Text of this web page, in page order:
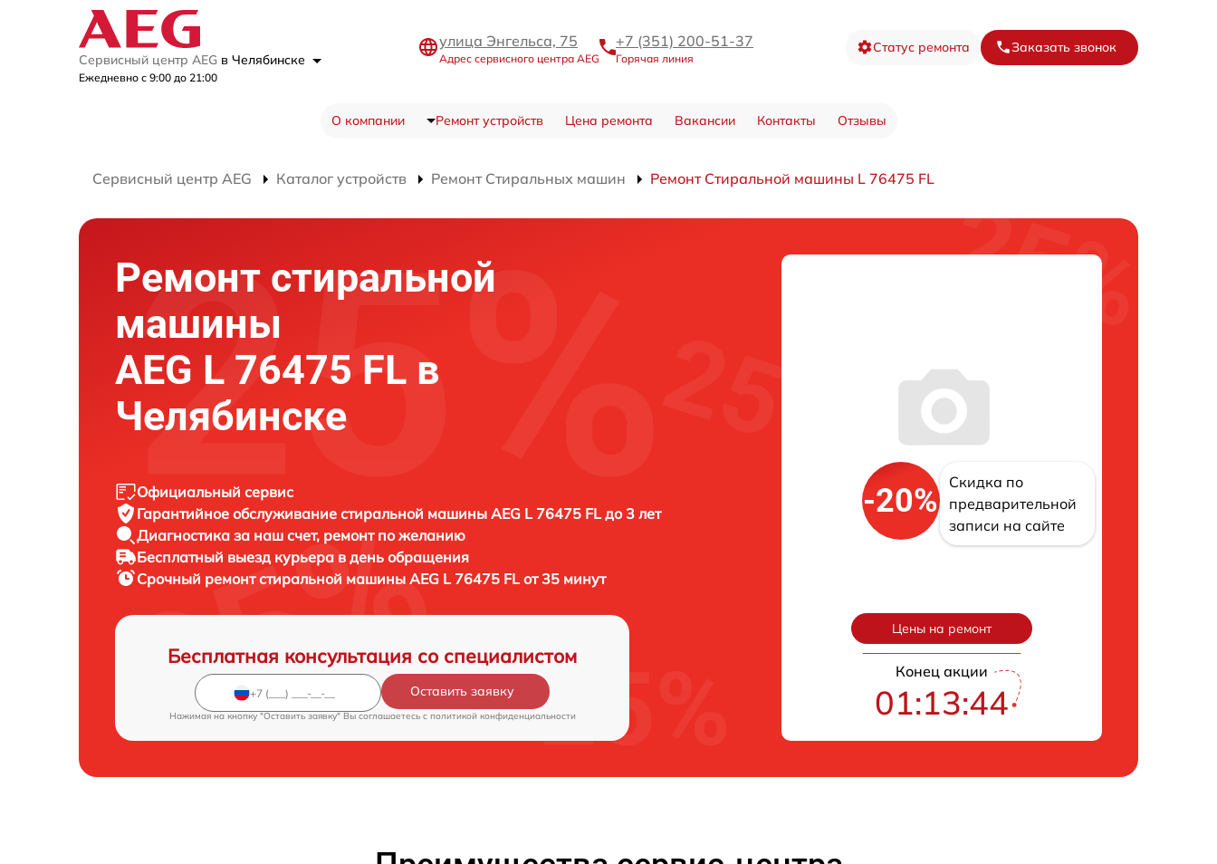
Сервисный центр AEG в Челябинске
Ежедневно с 9:00 до 21:00
улица Энгельса, 75
Адрес сервисного центра AEG
+7 (351) 200-51-37
Горячая линия
Статус ремонта Заказать звонок
О компании Ремонт устройств Цена ремонта Вакансии Контакты Отзывы
Сервисный центр AEG Каталог устройств Ремонт Стиральных машин Ремонт Стиральной машины L 76475 FL
Ремонт стиральной
машины
AEG L 76475 FL в
Челябинске
Официальный сервис
Гарантийное обслуживание стиральной машины AEG L 76475 FL до 3 лет
Диагностика за наш счет, ремонт по желанию
Бесплатный выезд курьера в день обращения
Срочный ремонтстиральной машины AEG L 76475 FL от 35 минут
Бесплатная консультация со специалистом
Оставить заявку
Нажимая на кнопку "Оставить заявку" Вы соглашаетесь c политикой конфиденциальности
-20%
Скидка по
предварительной
записи на сайте
Цены на ремонт
Конец акции
01:13:43